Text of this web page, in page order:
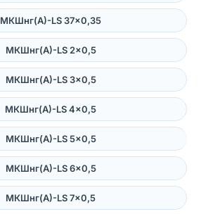
МКШнг(А)-LS 37×0,35
МКШнг(А)-LS 2×0,5
МКШнг(А)-LS 3×0,5
МКШнг(А)-LS 4×0,5
МКШнг(А)-LS 5×0,5
МКШнг(А)-LS 6×0,5
МКШнг(А)-LS 7×0,5